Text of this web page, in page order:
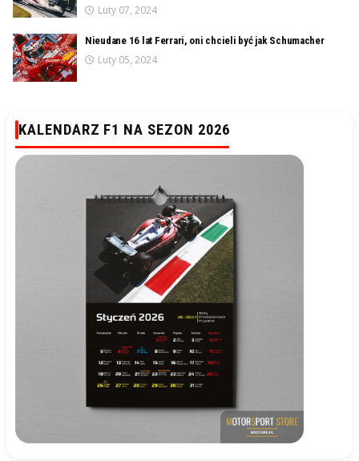
Luty 07, 2024
Nieudane 16 lat Ferrari, oni chcieli być jak Schumacher
Luty 05, 2024
KALENDARZ F1 NA SEZON 2026